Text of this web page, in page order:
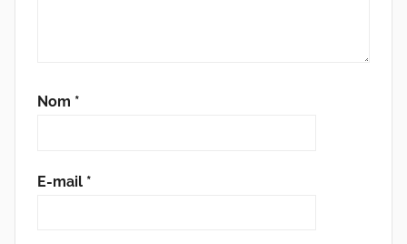
Nom *
E-mail *